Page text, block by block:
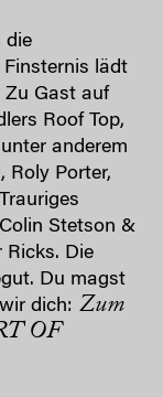
die
Finsternis lädt
Zu Gast auf
Roof Top,
anderem
Roly Porter,
Stetson &
Ricks. Die
Du magst
dich: Zum
OF